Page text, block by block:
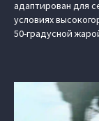
адаптирован для
условиях
50-градусной